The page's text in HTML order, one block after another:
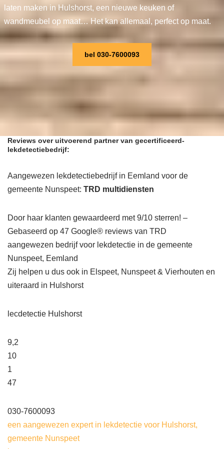
laten maken in Hulshorst, een nieuwe keuken of
wandmeubel op maat… Het kan allemaal, perfect op maat.
bel 030-7600093
Reviews over uitvoerend partner van gecertificeerd-
lekdetectiebedrijf:
Aangewezen lekdetectiebedrijf in Eemland voor de
gemeente Nunspeet: TRD multidiensten
Door haar klanten gewaardeerd met 9/10 sterren! –
Gebaseerd op 47 Google® reviews van TRD
aangewezen bedrijf voor lekdetectie in de gemeente
Nunspeet, Eemland
Zij helpen u dus ook in Elspeet, Nunspeet & Vierhouten en
uiteraard in Hulshorst
lecdetectie Hulshorst
9,2
10
1
47
030-7600093
een aangewezen expert in lekdetectie voor Hulshorst,
gemeente Nunspeet